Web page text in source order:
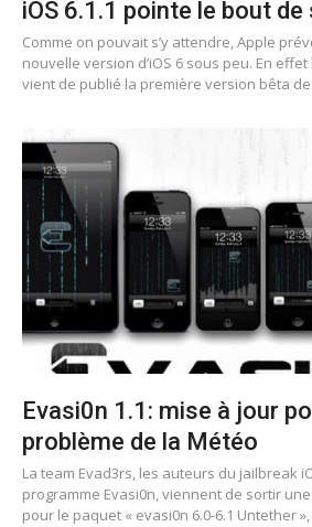
iOS 6.1.1 pointe le bout de
Comme on pouvait s’y attendre, Apple
nouvelle version d’iOS 6 sous peu. En
vient de publié la première version bêta
Evasi0n 1.1: mise à jour
problème de la Météo
La team Evad3rs, les auteurs du jailbreak
programme Evasi0n, viennent de sortir
pour le paquet « evasi0n 6.0-6.1 Untether